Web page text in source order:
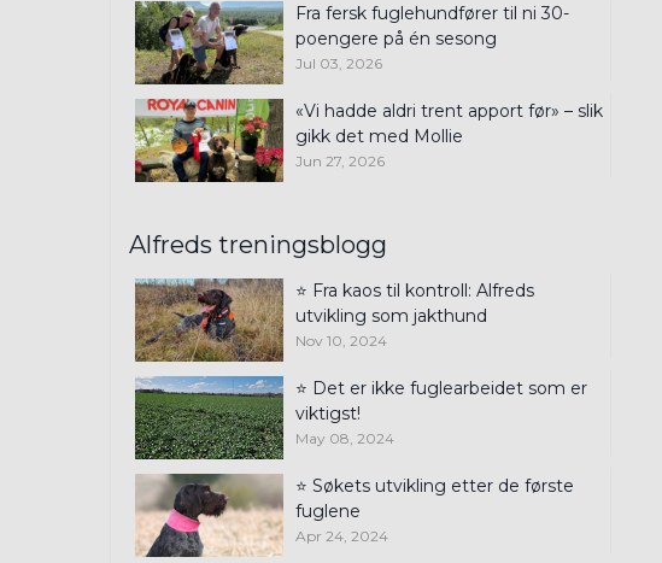
Fra fersk fuglehundfører til ni 30-
poengere på én sesong
Jul 03, 2026
«Vi hadde aldri trent apport før» – slik
gikk det med Mollie
Jun 27, 2026
Alfreds treningsblogg
⭐ Fra kaos til kontroll: Alfreds
utvikling som jakthund
Nov 10, 2024
⭐ Det er ikke fuglearbeidet som er
viktigst!
May 08, 2024
⭐ Søkets utvikling etter de første
fuglene
Apr 24, 2024